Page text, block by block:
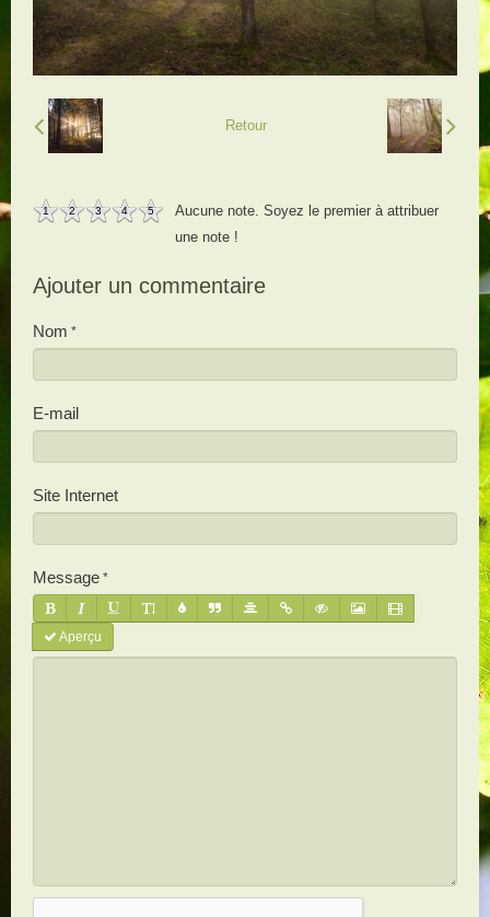
Retour
1 2 3 4 5
Aucune note. Soyez le premier à attribuer
une note !
Ajouter un commentaire
Nom
E-mail
Site Internet
Message
Aperçu